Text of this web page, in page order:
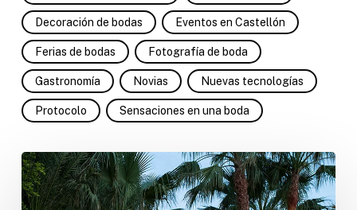
Decoración de bodas Eventos en Castellón
Ferias de bodas Fotografía de boda
Gastronomía Novias Nuevas tecnologías
Protocolo Sensaciones en una boda
Añade
toques
de